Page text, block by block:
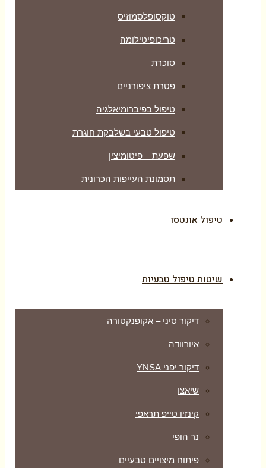
טוקסופלסמוזיס
טריכופיטילומה
סוכרת
פטרת ציפורניים
טיפול בפיברומיאלגיה
טיפול טבעי בשלבקת חוגרת
שפעת – פיטומיצין
תסמונת העייפות הכרונית
טיפול אונטסו
שיטות טיפול טבעיות
דיקור סיני – אקופנקטורה
איורוודה
דיקור יפני YNSA
שיאצו
קינזיו טייפ תראפי
נר הופי
פיתוח מיצויים טבעיים